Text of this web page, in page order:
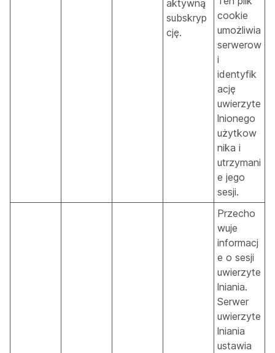
aktywną
subskryp
cję.
cookie
umożliwia
serwerow
i
identyfik
ację
uwierzyte
lnionego
użytkow
nika i
utrzymani
e jego
sesji.
Przecho
wuje
informacj
e o sesji
uwierzyte
lniania.
Serwer
uwierzyte
lniania
ustawia